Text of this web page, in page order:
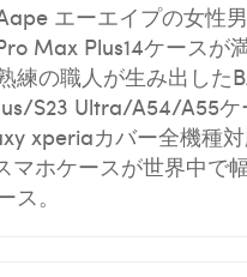
エーエイプの女性
Max Plus14ケースが
練の職人が生み出した
S23 Ultra/A54/A55ケ
xperiaカバー全機種
マホケースが世界中で
。